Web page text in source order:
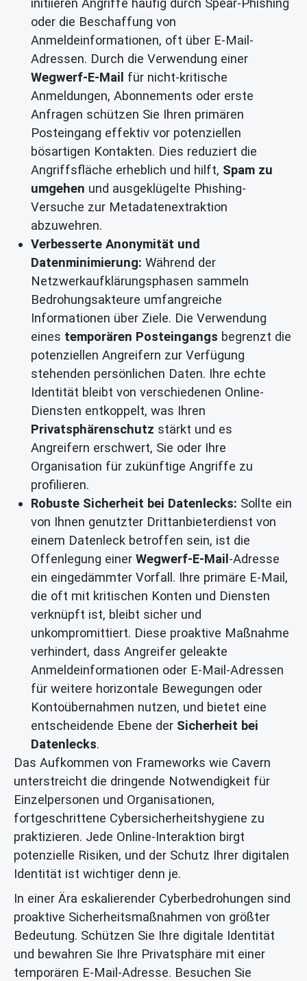
initiieren Angriffe häufig durch Spear-Phishing
oder die Beschaffung von
Anmeldeinformationen, oft über E-Mail-
Adressen. Durch die Verwendung einer
Wegwerf-E-Mail für nicht-kritische
Anmeldungen, Abonnements oder erste
Anfragen schützen Sie Ihren primären
Posteingang effektiv vor potenziellen
bösartigen Kontakten. Dies reduziert die
Angriffsfläche erheblich und hilft, Spam zu
umgehen und ausgeklügelte Phishing-
Versuche zur Metadatenextraktion
abzuwehren.
Verbesserte Anonymität und
Datenminimierung: Während der
Netzwerkaufklärungsphasen sammeln
Bedrohungsakteure umfangreiche
Informationen über Ziele. Die Verwendung
eines temporären Posteingangs begrenzt die
potenziellen Angreifern zur Verfügung
stehenden persönlichen Daten. Ihre echte
Identität bleibt von verschiedenen Online-
Diensten entkoppelt, was Ihren
Privatsphärenschutz stärkt und es
Angreifern erschwert, Sie oder Ihre
Organisation für zukünftige Angriffe zu
profilieren.
Robuste Sicherheit bei Datenlecks: Sollte ein
von Ihnen genutzter Drittanbieterdienst von
einem Datenleck betroffen sein, ist die
Offenlegung einer Wegwerf-E-Mail -Adresse
ein eingedämmter Vorfall. Ihre primäre E-Mail,
die oft mit kritischen Konten und Diensten
verknüpft ist, bleibt sicher und
unkompromittiert. Diese proaktive Maßnahme
verhindert, dass Angreifer geleakte
Anmeldeinformationen oder E-Mail-Adressen
für weitere horizontale Bewegungen oder
Kontoübernahmen nutzen, und bietet eine
entscheidende Ebene der Sicherheit bei
Datenlecks.
Das Aufkommen von Frameworks wie Cavern
unterstreicht die dringende Notwendigkeit für
Einzelpersonen und Organisationen,
fortgeschrittene Cybersicherheitshygiene zu
praktizieren. Jede Online-Interaktion birgt
potenzielle Risiken, und der Schutz Ihrer digitalen
Identität ist wichtiger denn je.
In einer Ära eskalierender Cyberbedrohungen sind
proaktive Sicherheitsmaßnahmen von größter
Bedeutung. Schützen Sie Ihre digitale Identität
und bewahren Sie Ihre Privatsphäre mit einer
temporären E-Mail-Adresse. Besuchen Sie